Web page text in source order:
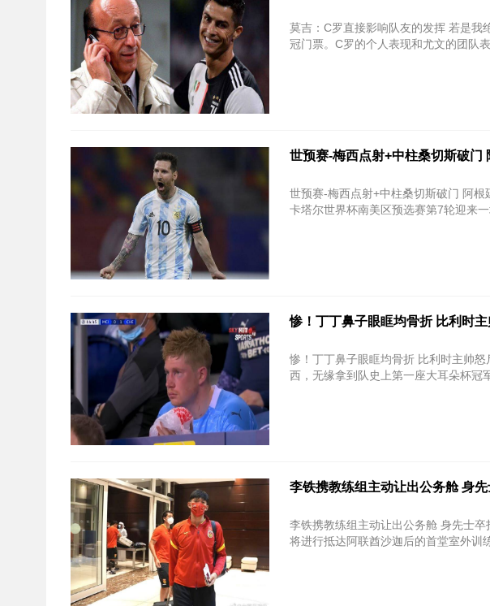
莫吉：C罗直接影响队友的发挥 若是我绝不会签他_尤文 C罗拿到意
冠门票。C罗的个人表现和尤文的团队表
世预赛-梅西点射+中柱桑切斯破门
世预赛-梅西点射+中柱桑切斯破门 阿根廷1-1智利_夸尔塔中
卡塔尔世界杯南美区预选赛第7轮迎来一
惨！丁丁鼻子眼眶均骨折 比利时
惨！丁丁鼻子眼眶均骨折 比利时主帅怒斥肇事人_德布劳内 本
西，无缘拿到队史上第一座大耳朵杯冠
李铁携教练组主动让出公务舱 身
李铁携教练组主动让出公务舱 身先士
将进行抵达阿联酋沙迦后的首堂室外训